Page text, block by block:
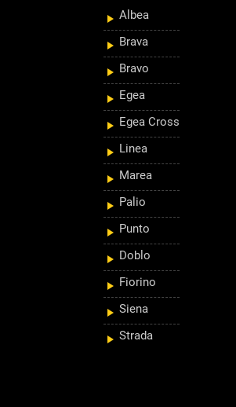
Albea
Brava
Bravo
Egea
Egea Cross
Linea
Marea
Palio
Punto
Doblo
Fiorino
Siena
Strada